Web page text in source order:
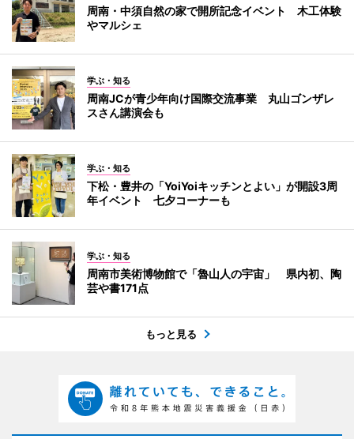
周南・中須自然の家で開所記念イベント 木工体験
やマルシェ
学ぶ・知る
周南JCが青少年向け国際交流事業 丸山ゴンザレ
スさん講演会も
学ぶ・知る
下松・豊井の「YoiYoiキッチンとよい」が開設3周
年イベント 七夕コーナーも
学ぶ・知る
周南市美術博物館で「魯山人の宇宙」 県内初、陶
芸や書171点
もっと見る